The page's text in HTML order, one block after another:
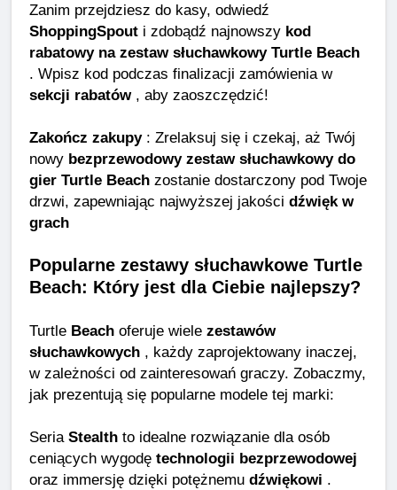
Zanim przejdziesz do kasy, odwiedź
ShoppingSpout i zdobądź najnowszy kod
rabatowy na zestaw słuchawkowy Turtle Beach
. Wpisz kod podczas finalizacji zamówienia w
sekcji rabatów, aby zaoszczędzić!
Zakończ zakupy: Zrelaksuj się i czekaj, aż Twój
nowy bezprzewodowy zestaw słuchawkowy do
gier Turtle Beach zostanie dostarczony pod Twoje
drzwi, zapewniając najwyższej jakości dźwięk w
grach
Popularne zestawy słuchawkowe Turtle
Beach: Który jest dla Ciebie najlepszy?
Turtle Beach oferuje wiele zestawów
słuchawkowych , każdy zaprojektowany inaczej,
w zależności od zainteresowań graczy. Zobaczmy,
jak prezentują się popularne modele tej marki:
Seria Stealth to idealne rozwiązanie dla osób
ceniących wygodę technologii bezprzewodowej
oraz immersję dzięki potężnemu dźwiękowi .